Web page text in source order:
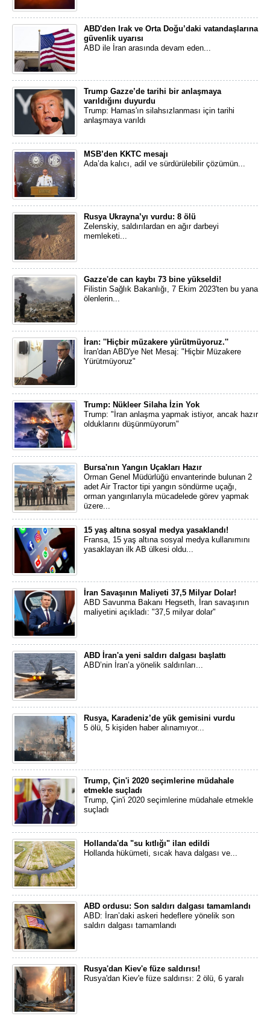
ABD'den Irak ve Orta Doğu’daki vatandaşlarına
güvenlik uyarısı
ABD ile İran arasında devam eden...
Trump Gazze’de tarihi bir anlaşmaya
varıldığını duyurdu
Trump: Hamas'ın silahsızlanması için tarihi
anlaşmaya varıldı
MSB’den KKTC mesajı
Ada’da kalıcı, adil ve sürdürülebilir çözümün...
Rusya Ukrayna’yı vurdu: 8 ölü
Zelenskiy, saldırılardan en ağır darbeyi
memleketi...
Gazze'de can kaybı 73 bine yükseldi!
Filistin Sağlık Bakanlığı, 7 Ekim 2023'ten bu yana
ölenlerin...
İran: ''Hiçbir müzakere yürütmüyoruz.''
İran'dan ABD'ye Net Mesaj: "Hiçbir Müzakere
Yürütmüyoruz"
Trump: Nükleer Silaha İzin Yok
Trump: "İran anlaşma yapmak istiyor, ancak hazır
olduklarını düşünmüyorum"
Bursa'nın Yangın Uçakları Hazır
Orman Genel Müdürlüğü envanterinde bulunan 2
adet Air Tractor tipi yangın söndürme uçağı,
orman yangınlarıyla mücadelede görev yapmak
üzere...
15 yaş altına sosyal medya yasaklandı!
Fransa, 15 yaş altına sosyal medya kullanımını
yasaklayan ilk AB ülkesi oldu...
İran Savaşının Maliyeti 37,5 Milyar Dolar!
ABD Savunma Bakanı Hegseth, İran savaşının
maliyetini açıkladı: "37,5 milyar dolar"
ABD İran'a yeni saldırı dalgası başlattı
ABD’nin İran’a yönelik saldırıları...
Rusya, Karadeniz’de yük gemisini vurdu
5 ölü, 5 kişiden haber alınamıyor...
Trump, Çin'i 2020 seçimlerine müdahale
etmekle suçladı
Trump, Çin'i 2020 seçimlerine müdahale etmekle
suçladı
Hollanda'da "su kıtlığı" ilan edildi
Hollanda hükümeti, sıcak hava dalgası ve...
ABD ordusu: Son saldırı dalgası tamamlandı
ABD: İran’daki askeri hedeflere yönelik son
saldırı dalgası tamamlandı
Rusya'dan Kiev'e füze saldırısı!
Rusya'dan Kiev'e füze saldırısı: 2 ölü, 6 yaralı